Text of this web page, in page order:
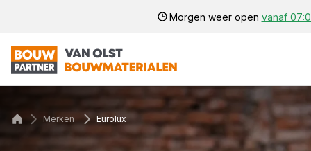
Morgen weer open vanaf
Merken Eurolux